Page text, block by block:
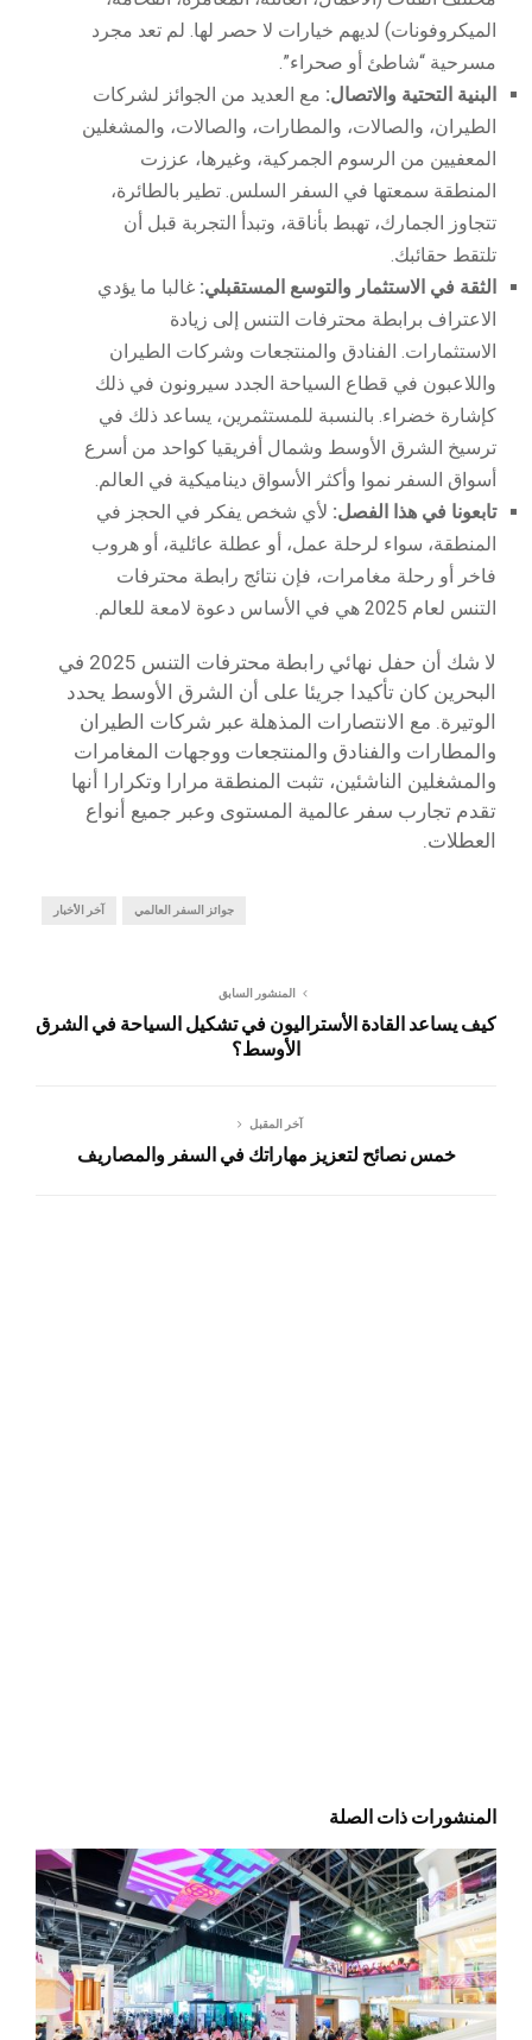
الميكروفونات) لديهم خيارات لا حصر لها. لم تعد مجرد
مسرحية “شاطئ أو صحراء”.
البنية التحتية والاتصال: مع العديد من الجوائز لشركات
الطيران، والصالات، والمطارات، والصالات، والمشغلين
المعفيين من الرسوم الجمركية، وغيرها، عززت
المنطقة سمعتها في السفر السلس. تطير بالطائرة،
تتجاوز الجمارك، تهبط بأناقة، وتبدأ التجربة قبل أن
تلتقط حقائبك.
الثقة في الاستثمار والتوسع المستقبلي: غالبا ما يؤدي
الاعتراف برابطة محترفات التنس إلى زيادة
الاستثمارات. الفنادق والمنتجعات وشركات الطيران
واللاعبون في قطاع السياحة الجدد سيرونون في ذلك
كإشارة خضراء. بالنسبة للمستثمرين، يساعد ذلك في
ترسيخ الشرق الأوسط وشمال أفريقيا كواحد من أسرع
أسواق السفر نموا وأكثر الأسواق ديناميكية في العالم.
تابعونا في هذا الفصل: لأي شخص يفكر في الحجز في
المنطقة، سواء لرحلة عمل، أو عطلة عائلية، أو هروب
فاخر أو رحلة مغامرات، فإن نتائج رابطة محترفات
التنس لعام 2025 هي في الأساس دعوة لامعة للعالم.
لا شك أن حفل نهائي رابطة محترفات التنس 2025 في
البحرين كان تأكيدا جريئا على أن الشرق الأوسط يحدد
الوتيرة. مع الانتصارات المذهلة عبر شركات الطيران
والمطارات والفنادق والمنتجعات ووجهات المغامرات
والمشغلين الناشئين، تثبت المنطقة مرارا وتكرارا أنها
تقدم تجارب سفر عالمية المستوى وعبر جميع أنواع
العطلات.
آخر الأخبار جوائز السفر العالمي
المنشور السابق
كيف يساعد القادة الأستراليون في تشكيل السياحة في الشرق
الأوسط؟
آخر المقبل
خمس نصائح لتعزيز مهاراتك في السفر والمصاريف
المنشورات ذات الصلة